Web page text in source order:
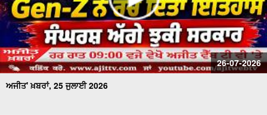
26-07-2026
ਅਜੀਤ' ਖ਼ਬਰਾਂ, 25 ਜੁਲਾਈ 2026